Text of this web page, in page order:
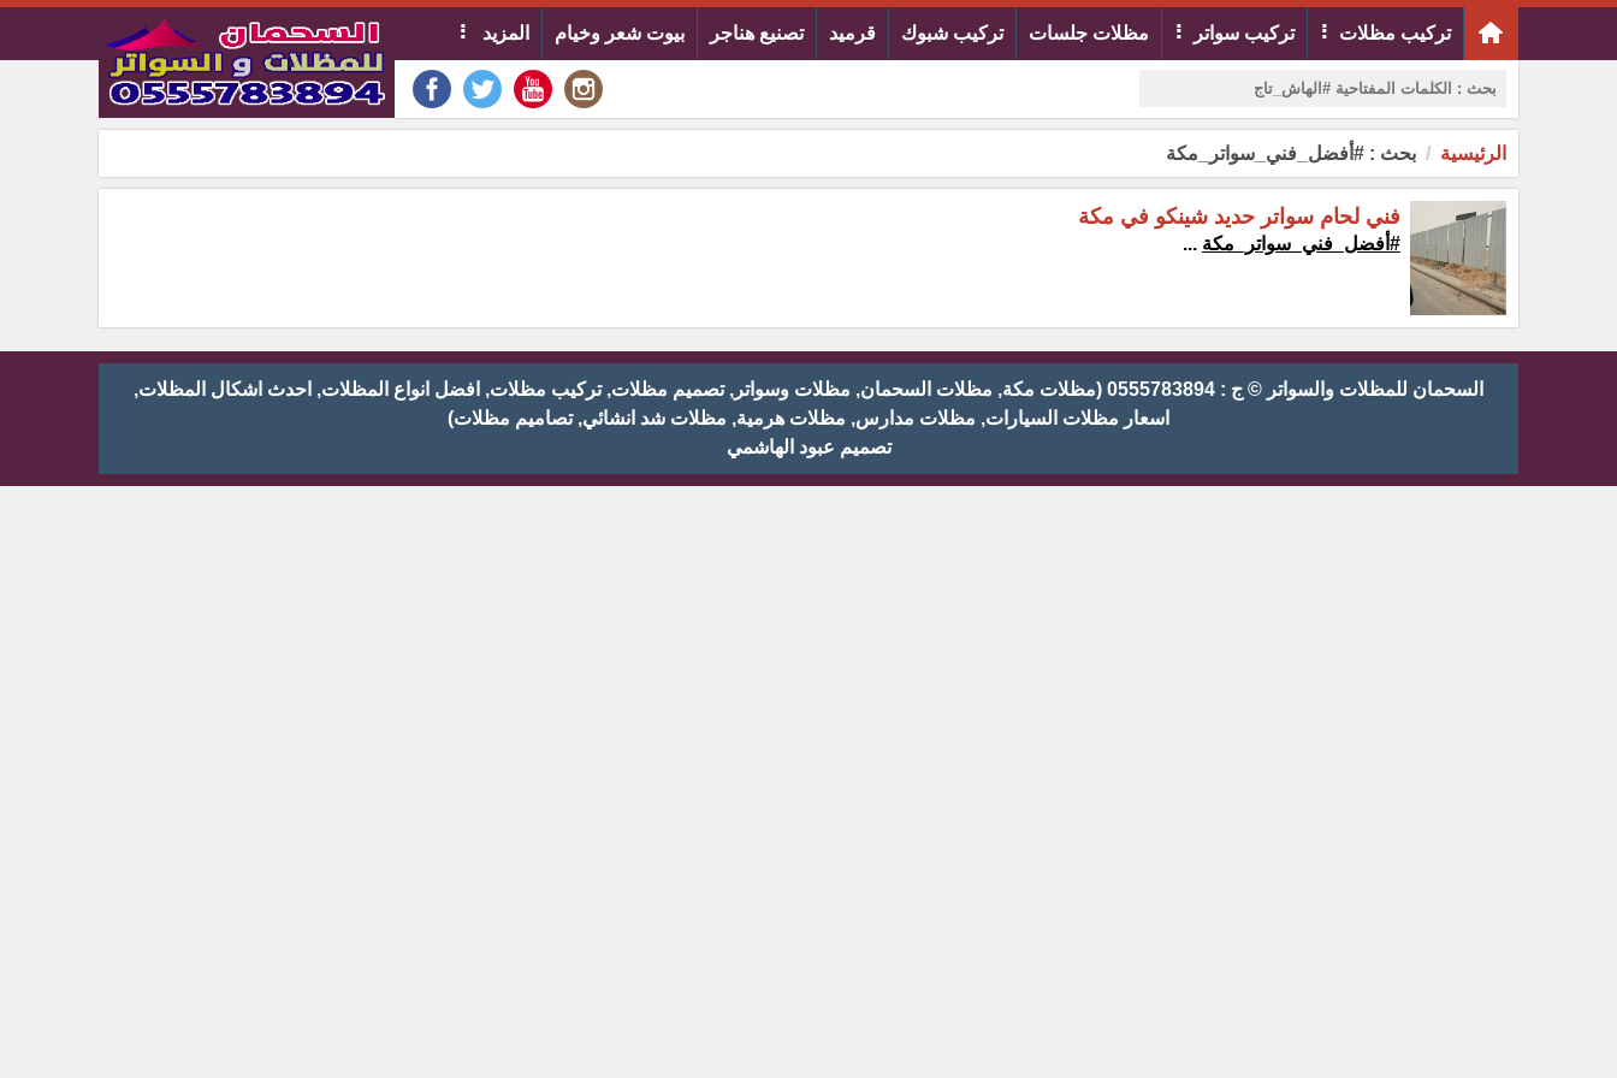
تركيب مظلات تركيب سواتر مظلات جلسات تركيب شبوك قرميد تصنيع هناجر بيوت شعر وخيام المزيد
الرئيسية بحث : #أفضل_فني_سواتر_مكة
فني لحام سواتر حديد شينكو في مكة
#أفضل_فني_سواتر_مكة ...
السحمان للمظلات والسواتر © ج : 0555783894 (مظلات مكة, مظلات السحمان, مظلات وسواتر, تصميم مظلات, تركيب مظلات, افضل انواع المظلات, احدث اشكال المظلات,
اسعار مظلات السيارات, مظلات مدارس, مظلات هرمية, مظلات شد انشائي, تصاميم مظلات)
تصميم عبود الهاشمي